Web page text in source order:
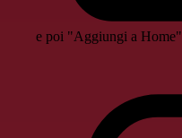
e poi "Aggiungi a Home"